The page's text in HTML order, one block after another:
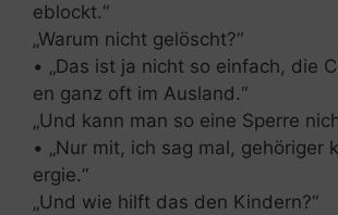
eblockt.“
„Warum nicht gelöscht?“
• „Das ist ja nicht so einfach, die
en ganz oft im Ausland.“
„Und kann man so eine Sperre
• „Nur mit, ich sag mal, gehöriger
ergie.“
„Und wie hilft das den Kindern?“